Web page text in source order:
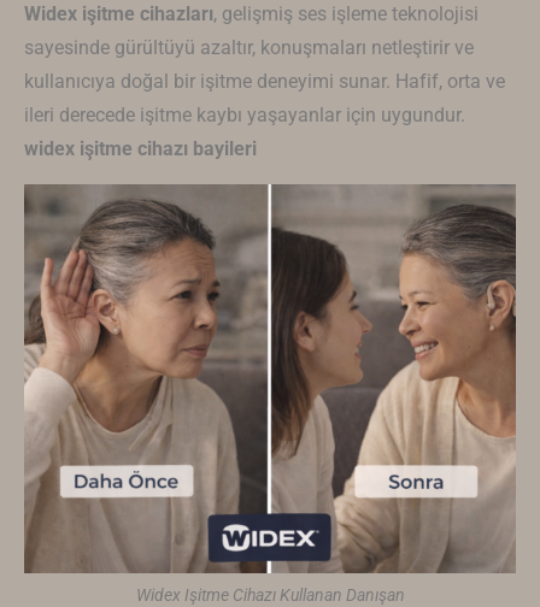
Widex işitme cihazları, gelişmiş ses işleme teknolojisi
sayesinde gürültüyü azaltır, konuşmaları netleştirir ve
kullanıcıya doğal bir işitme deneyimi sunar. Hafif, orta ve
ileri derecede işitme kaybı yaşayanlar için uygundur.
widex işitme cihazı bayileri
Widex Işitme Cihazı Kullanan Danışan